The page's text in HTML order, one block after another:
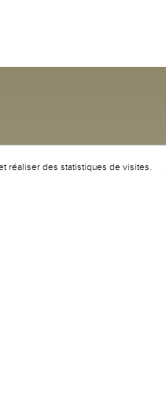
réaliser des statistiques de visites.